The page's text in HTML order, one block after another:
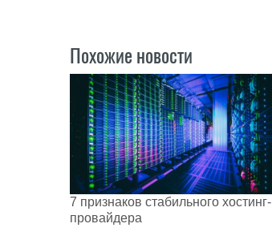
Похожие новости
7 признаков стабильного хостинг-
провайдера